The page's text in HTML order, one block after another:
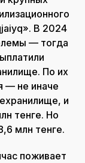
В 2024
— тогда
По их
— не иначе
и
тенге. Но
млн тенге.
поживает